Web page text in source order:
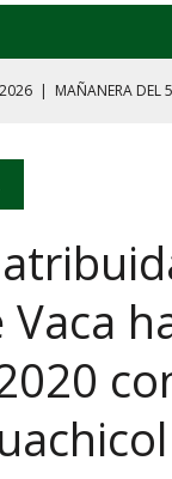
| MAÑANERA DEL
GURÚ: DEMOCRACIA
INFLACIÓN Y
Vaca